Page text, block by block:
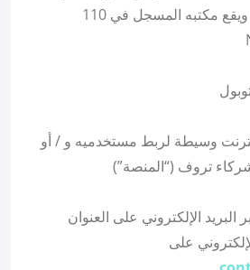
ويقع مكتبه المسجل في 110 bd Bineau 92200
وسيطة لربط مستخدميه و / أو
البريد الإلكتروني على العنوان
على